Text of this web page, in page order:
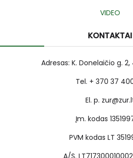
VIDEO
KONTAKTAI
Adresas: K. Donelaičio g. 2,
Tel. + 370 37
El. p.
Įm. kodas
PVM kodas LT